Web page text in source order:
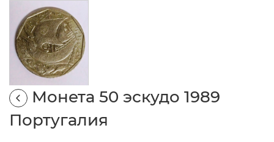
Монета 50 эскудо 1989
Португалия